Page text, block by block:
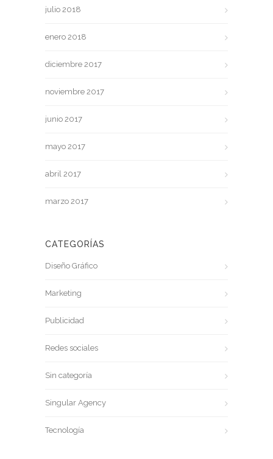
julio 2018
enero 2018
diciembre 2017
noviembre 2017
junio 2017
mayo 2017
abril 2017
marzo 2017
CATEGORÍAS
Diseño Gráfico
Marketing
Publicidad
Redes sociales
Sin categoría
Singular Agency
Tecnología